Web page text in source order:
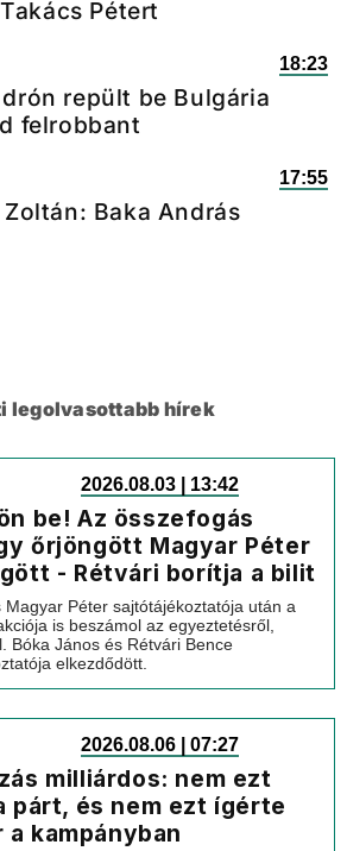
Pétert
18:23
repült be Bulgária
felrobbant
17:55
Baka András
legolvasottabb hírek
2026.08.03 | 13:42
be! Az összefogás
őrjöngött Magyar Péter
- Rétvári borítja a bilit
Péter sajtótájékoztatója után a
is beszámol az egyeztetésről,
Bóka János és Rétvári Bence
elkezdődött.
2026.08.06 | 07:27
milliárdos: nem ezt
párt, és nem ezt ígérte
kampányban